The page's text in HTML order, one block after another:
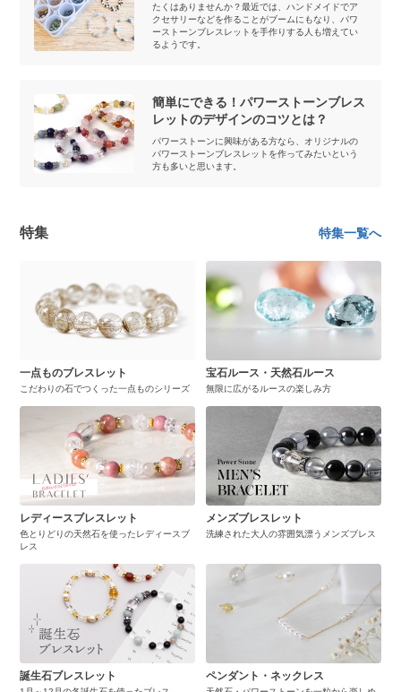
たくはありませんか？最近では、ハンドメイドでア
クセサリーなどを作ることがブームにもなり、パワ
ーストーンブレスレットを手作りする人も増えてい
るようです。
簡単にできる！パワーストーンブレス
レットのデザインのコツとは？
パワーストーンに興味がある方なら、オリジナルの
パワーストーンブレスレットを作ってみたいという
方も多いと思います。
特集 特集一覧へ
一点ものブレスレット
こだわりの石でつくった一点ものシリーズ
宝石ルース・天然石ルース
無限に広がるルースの楽しみ方
レディースブレスレット
色とりどりの天然石を使ったレディースブ
レス
メンズブレスレット
洗練された大人の雰囲気漂うメンズブレス
誕生石ブレスレット ペンダント・ネックレス